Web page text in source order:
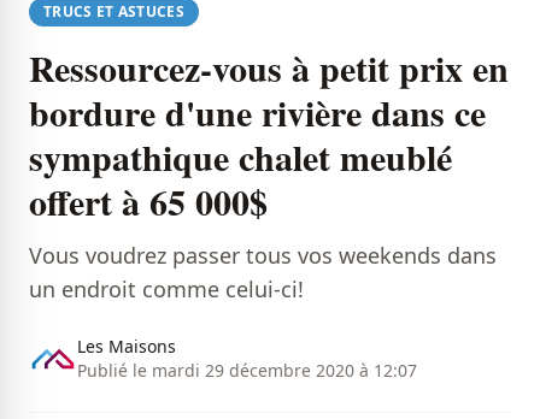
TRUCS ET ASTUCES
Ressourcez-vous à petit prix en
bordure d'une rivière dans ce
sympathique chalet meublé
offert à 65 000$
Vous voudrez passer tous vos weekends dans
un endroit comme celui-ci!
Les Maisons
Publié le mardi 29 décembre 2020 à 12:07